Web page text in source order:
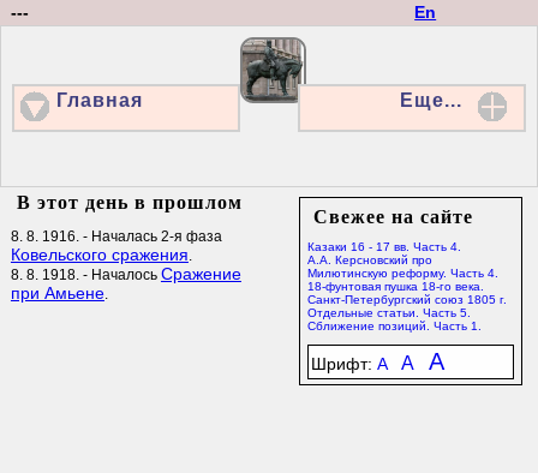
En
---
Главная Еще...
Свежее на сайте
Казаки 16 - 17 вв. Часть 4.
А.А. Керсновский про
Милютинскую реформу. Часть 4.
18-фунтовая пушка 18-го века.
Санкт-Петербургский союз 1805 г.
Отдельные статьи. Часть 5.
Сближение позиций. Часть 1.
Шрифт: A A A
В этот день в прошлом
8. 8. 1916. - Началась 2-я фаза
Ковельского сражения.
8. 8. 1918. - Началось Сражение
при Амьене.